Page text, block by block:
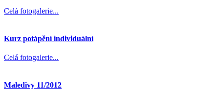
Celá fotogalerie...
Kurz potápění individuální
Celá fotogalerie...
Maledivy 11/2012